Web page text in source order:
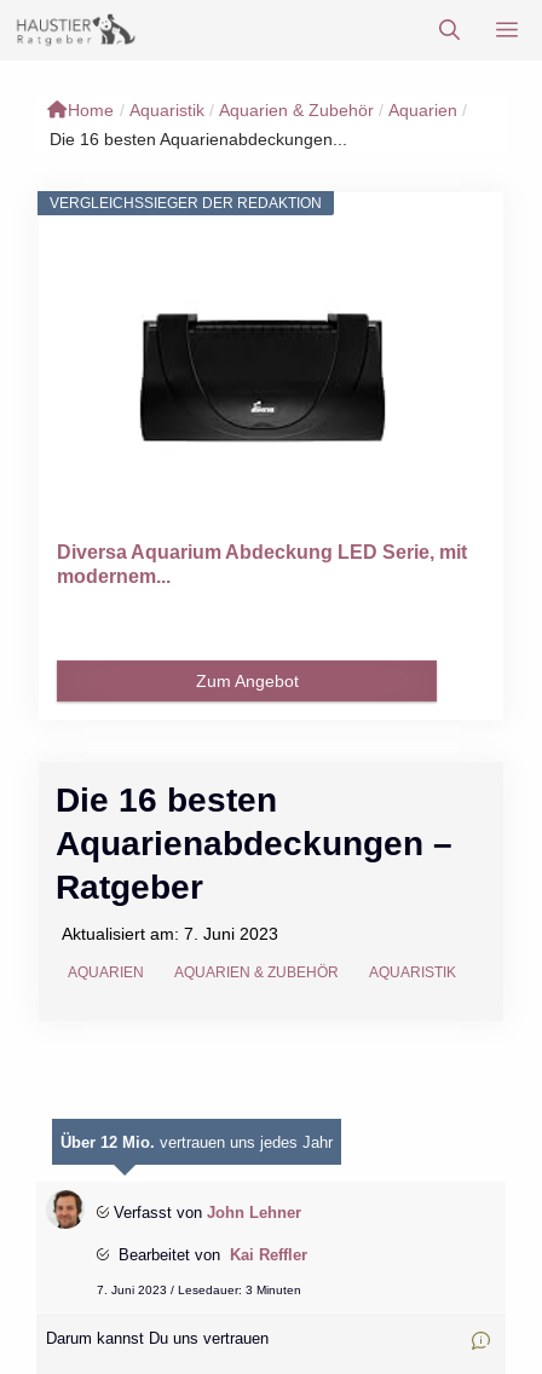
Inhalt
Home / Aquaristik / Aquarien & Zubehör / Aquarien /
Die 16 besten Aquarienabdeckungen...
Die 16 besten
Aquarienabdeckungen –
Ratgeber
Aktualisiert am: 7. Juni 2023
AQUARIEN AQUARIEN & ZUBEHÖR AQUARISTIK
VERGLEICHSSIEGER DER REDAKTION
Diversa Aquarium Abdeckung LED Serie, mit
modernem...
Zum Angebot
Über 12 Mio. vertrauen uns jedes Jahr
Verfasst von John Lehner
Bearbeitet von Kai Reffler
7. Juni 2023 / Lesedauer: 3 Minuten
Darum kannst Du uns vertrauen